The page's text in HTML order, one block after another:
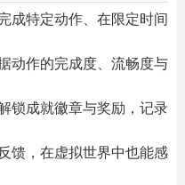
成特定动作、在限定时间
动作的完成度、流畅度与
锁成就徽章与奖励，记录
馈，在虚拟世界中也能感